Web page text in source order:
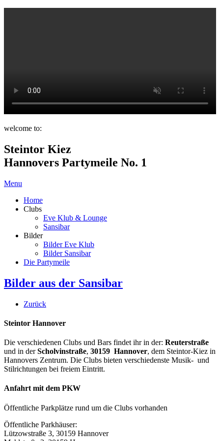
welcome to:
Steintor Kiez
Hannovers Partymeile No. 1
Menu
Home
Clubs
Eve Klub & Lounge
Sansibar
Bilder
Bilder Eve Klub
Bilder Sansibar
Die Partymeile
Bilder aus der Sansibar
Zurück
Steintor Hannover
Die verschiedenen Clubs und Bars findet ihr in der: Reuterstraße
und in derScholvinstraße, 30159 Hannover, dem Steintor-Kiez in
Hannovers Zentrum. Die Clubs bieten verschiedenste Musik- und
Stilrichtungen bei freiem Eintritt.
Anfahrt mit dem PKW
Öffentliche Parkplätze rund um die Clubs vorhanden
Öffentliche Parkhäuser:
Lützowstraße 3, 30159 Hannover